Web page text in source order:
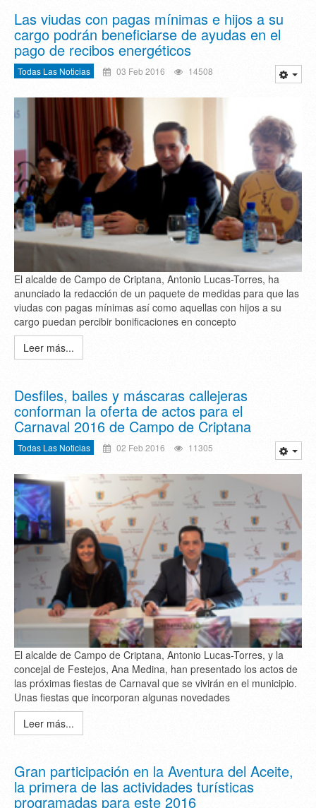
Las viudas con pagas mínimas e hijos a su
cargo podrán beneficiarse de ayudas en el
pago de recibos energéticos
Todas Las Noticias 03 Feb 2016 14508
El alcalde de Campo de Criptana, Antonio Lucas-Torres, ha
anunciado la redacción de un paquete de medidas para que las
viudas con pagas mínimas así como aquellas con hijos a su
cargo puedan percibir bonificaciones en concepto
Leer más...
Desfiles, bailes y máscaras callejeras
conforman la oferta de actos para el
Carnaval 2016 de Campo de Criptana
Todas Las Noticias 02 Feb 2016 11305
El alcalde de Campo de Criptana, Antonio Lucas-Torres, y la
concejal de Festejos, Ana Medina, han presentado los actos de
las próximas fiestas de Carnaval que se vivirán en el municipio.
Unas fiestas que incorporan algunas novedades
Leer más...
Gran participación en la Aventura del Aceite,
la primera de las actividades turísticas
programadas para este 2016